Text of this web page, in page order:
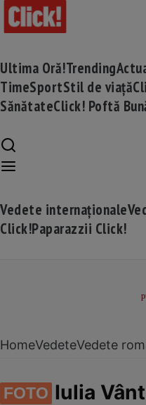
Ultima Oră!Trending
TimeSportStil de viață
SănătateClick! Poftă
Vedete internaționale
Click!Paparazzii Click!
HomeVedeteVedete
FOTO Iulia